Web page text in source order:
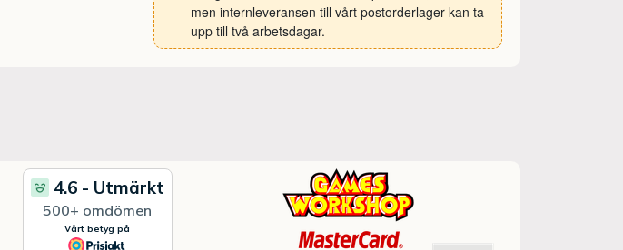
men internleveransen till vårt postorderlager kan ta
upp till två arbetsdagar.